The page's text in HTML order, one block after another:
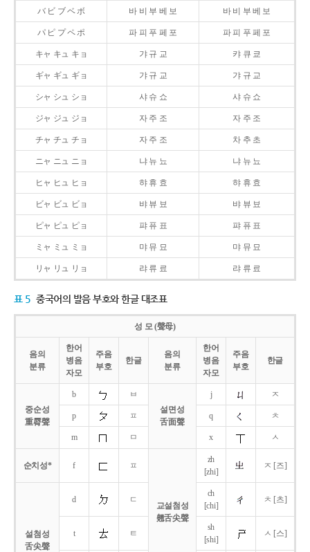
バ ビ ブ ベ ボ 바 비 부 베 보 바 비 부 베 보
パ ピ プ ペ ポ 파 피 푸 페 포 파 피 푸 페 포
キャ キュ キョ 갸 규 교 캬 큐 쿄
ギャ ギュ ギョ 갸 규 교 갸 규 교
シャ シュ ショ 샤 슈 쇼 샤 슈 쇼
ジャ ジュ ジョ 자 주 조 자 주 조
チャ チュ チョ 자 주 조 차 추 초
ニャ ニュ ニョ 냐 뉴 뇨 냐 뉴 뇨
ヒャ ヒュ ヒョ 햐 휴 효 햐 휴 효
ビャ ビュ ビョ 뱌 뷰 뵤 뱌 뷰 뵤
ピャ ピュ ピョ 퍄 퓨 표 퍄 퓨 표
ミャ ミュ ミョ 먀 뮤 묘 먀 뮤 묘
リャ リュ リョ 랴 류 료 랴 류 료
표 5 중국어의 발음 부호와 한글 대조표
성 모 (聲母)
음의
분류
한어
병음
자모
주음
부호
한글
음의
분류
한어
병음
자모
주음
부호
한글
중순성
重脣聲
b
ㅂ
설면성
舌面聲
j ㅈ
p ㅍ q ㅊ
m ㅁ x ㅅ
순치성* f ㅍ
교설첨성
翹舌尖聲
zh
[zhi]
ㅈ [즈]
설첨성
舌尖聲
d ㄷ
ch
[chi]
ㅊ [츠]
t ㅌ
sh
[shi]
ㅅ [스]